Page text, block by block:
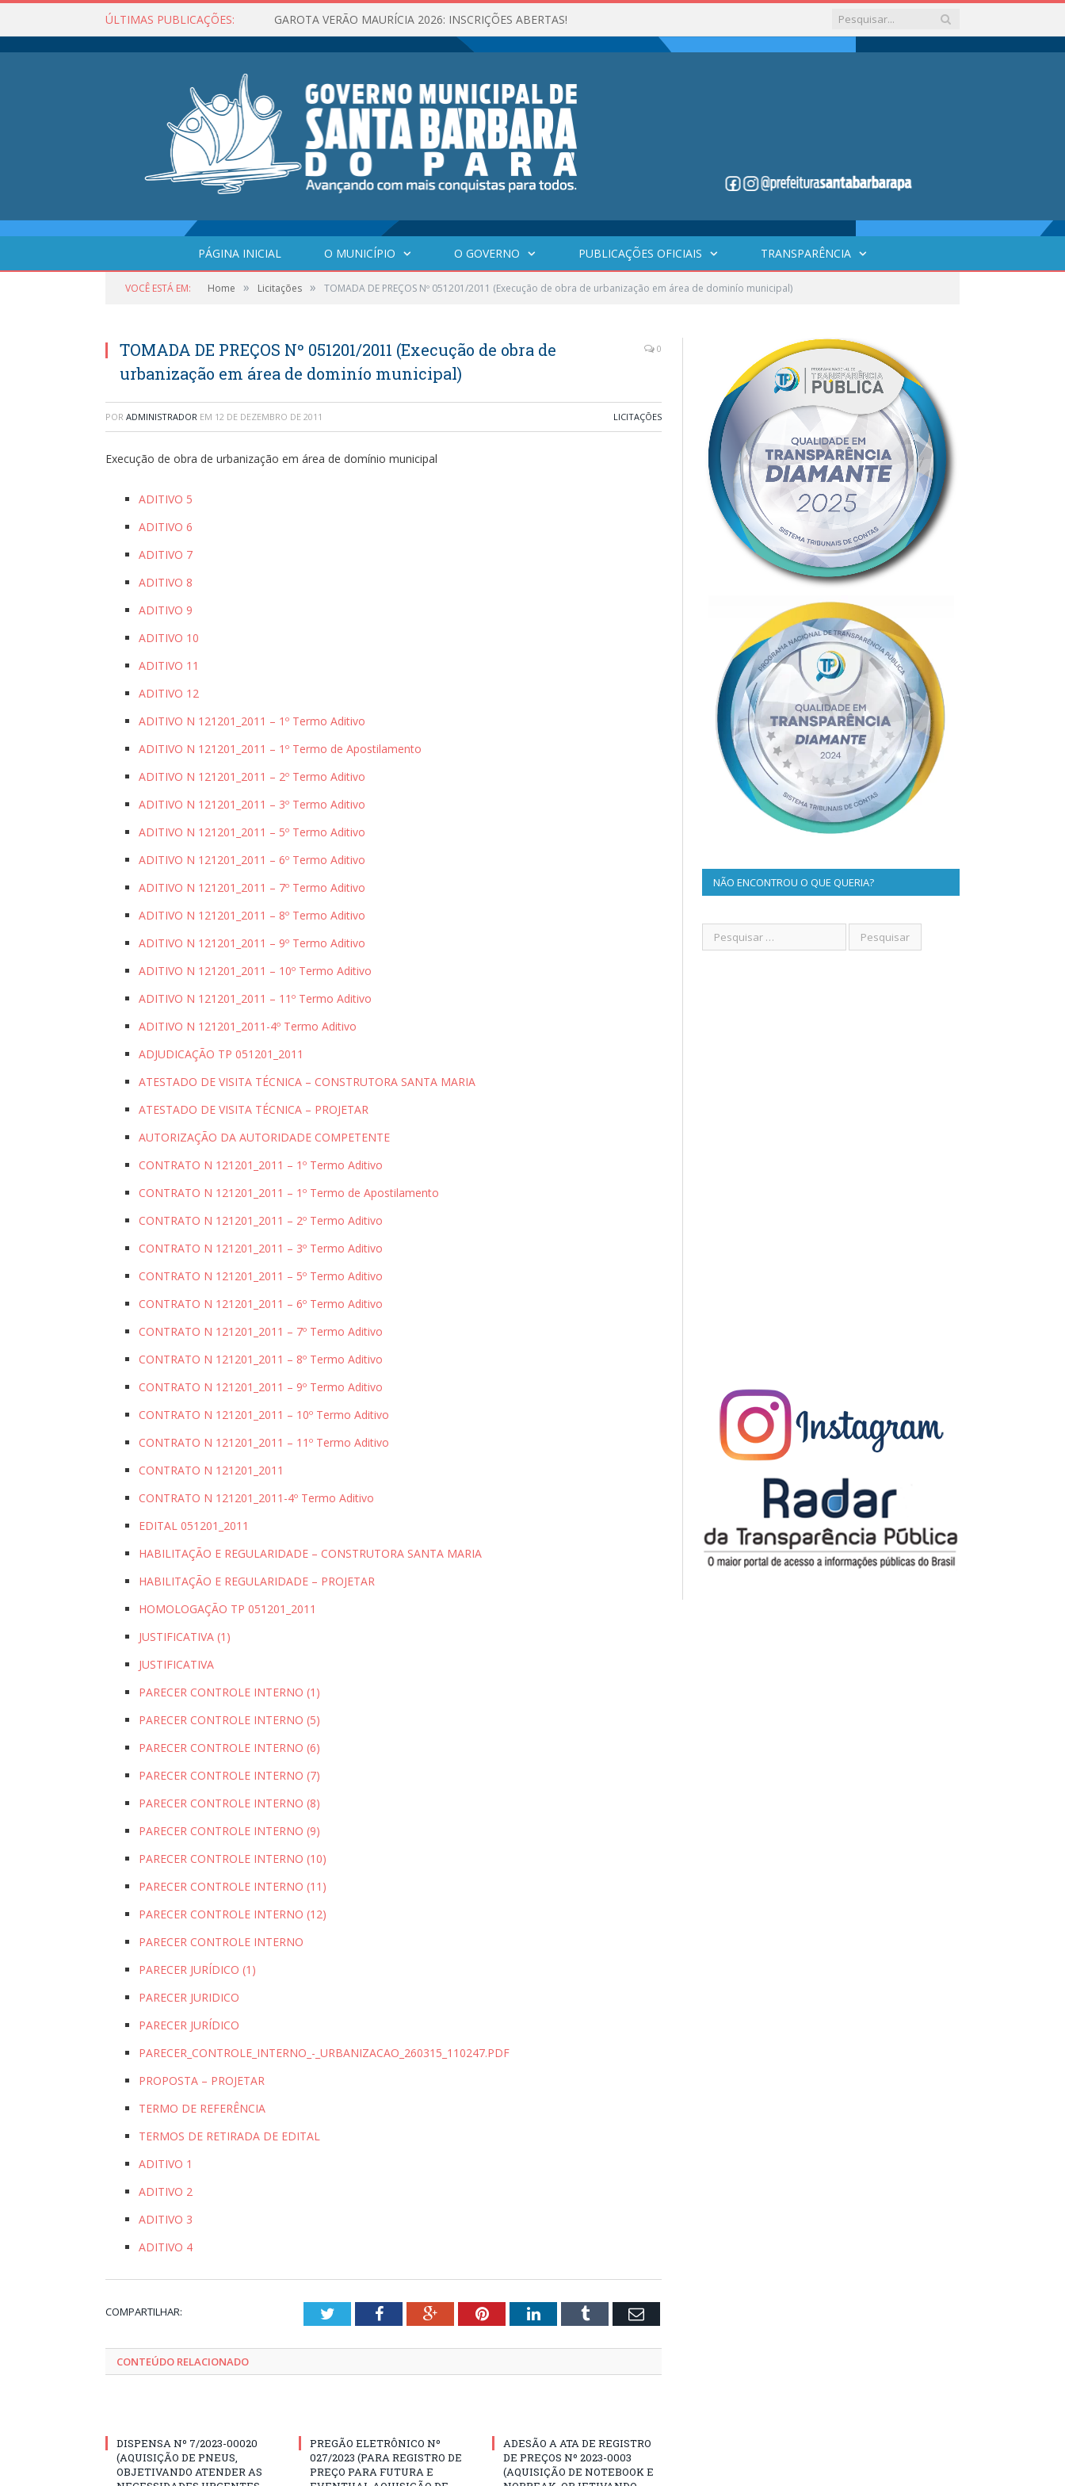
ÚLTIMAS PUBLICAÇÕES: GAROTA VERÃO MAURÍCIA 2026: INSCRIÇÕES ABERTAS!
PÁGINA INICIAL O MUNICÍPIO O GOVERNO PUBLICAÇÕES OFICIAIS TRANSPARÊNCIA
VOCÊ ESTÁ EM: Home » Licitações » TOMADA DE PREÇOS Nº 051201/2011 (Execução de obra de urbanização em área de dominío municipal)
TOMADA DE PREÇOS Nº 051201/2011 (Execução de obra de
urbanização em área de dominío municipal)
0
POR ADMINISTRADOR EM 12 DE DEZEMBRO DE 2011 LICITAÇÕES
Execução de obra de urbanização em área de domínio municipal
ADITIVO 5
ADITIVO 6
ADITIVO 7
ADITIVO 8
ADITIVO 9
ADITIVO 10
ADITIVO 11
ADITIVO 12
ADITIVO N 121201_2011 – 1º Termo Aditivo
ADITIVO N 121201_2011 – 1º Termo de Apostilamento
ADITIVO N 121201_2011 – 2º Termo Aditivo
ADITIVO N 121201_2011 – 3º Termo Aditivo
ADITIVO N 121201_2011 – 5º Termo Aditivo
ADITIVO N 121201_2011 – 6º Termo Aditivo
ADITIVO N 121201_2011 – 7º Termo Aditivo
ADITIVO N 121201_2011 – 8º Termo Aditivo
ADITIVO N 121201_2011 – 9º Termo Aditivo
ADITIVO N 121201_2011 – 10º Termo Aditivo
ADITIVO N 121201_2011 – 11º Termo Aditivo
ADITIVO N 121201_2011-4º Termo Aditivo
ADJUDICAÇÃO TP 051201_2011
ATESTADO DE VISITA TÉCNICA – CONSTRUTORA SANTA MARIA
ATESTADO DE VISITA TÉCNICA – PROJETAR
AUTORIZAÇÃO DA AUTORIDADE COMPETENTE
CONTRATO N 121201_2011 – 1º Termo Aditivo
CONTRATO N 121201_2011 – 1º Termo de Apostilamento
CONTRATO N 121201_2011 – 2º Termo Aditivo
CONTRATO N 121201_2011 – 3º Termo Aditivo
CONTRATO N 121201_2011 – 5º Termo Aditivo
CONTRATO N 121201_2011 – 6º Termo Aditivo
CONTRATO N 121201_2011 – 7º Termo Aditivo
CONTRATO N 121201_2011 – 8º Termo Aditivo
CONTRATO N 121201_2011 – 9º Termo Aditivo
CONTRATO N 121201_2011 – 10º Termo Aditivo
CONTRATO N 121201_2011 – 11º Termo Aditivo
CONTRATO N 121201_2011
CONTRATO N 121201_2011-4º Termo Aditivo
EDITAL 051201_2011
HABILITAÇÃO E REGULARIDADE – CONSTRUTORA SANTA MARIA
HABILITAÇÃO E REGULARIDADE – PROJETAR
HOMOLOGAÇÃO TP 051201_2011
JUSTIFICATIVA (1)
JUSTIFICATIVA
PARECER CONTROLE INTERNO (1)
PARECER CONTROLE INTERNO (5)
PARECER CONTROLE INTERNO (6)
PARECER CONTROLE INTERNO (7)
PARECER CONTROLE INTERNO (8)
PARECER CONTROLE INTERNO (9)
PARECER CONTROLE INTERNO (10)
PARECER CONTROLE INTERNO (11)
PARECER CONTROLE INTERNO (12)
PARECER CONTROLE INTERNO
PARECER JURÍDICO (1)
PARECER JURIDICO
PARECER JURÍDICO
PARECER_CONTROLE_INTERNO_-_URBANIZACAO_260315_110247.PDF
PROPOSTA – PROJETAR
TERMO DE REFERÊNCIA
TERMOS DE RETIRADA DE EDITAL
ADITIVO 1
ADITIVO 2
ADITIVO 3
ADITIVO 4
COMPARTILHAR: TwitterFacebookGoogle+PinterestLinkedInTumblr Email
CONTEÚDO RELACIONADO
DISPENSA Nº 7/2023-00020
(AQUISIÇÃO DE PNEUS,
OBJETIVANDO ATENDER AS
PREGÃO ELETRÔNICO Nº
027/2023 (PARA REGISTRO DE
PREÇO PARA FUTURA E
ADESÃO A ATA DE REGISTRO
DE PREÇOS Nº 2023-0003
(AQUISIÇÃO DE NOTEBOOK E
NÃO ENCONTROU O QUE QUERIA?